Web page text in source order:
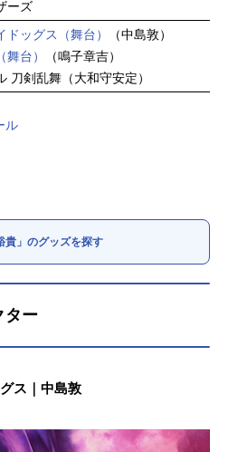
ーズ
ドッグス（舞台）
（中島敦）
台）
（鳴子章吉）
刀剣乱舞（大和守安定）
ル
貴」のグッズを探す
ター
ス｜中島敦